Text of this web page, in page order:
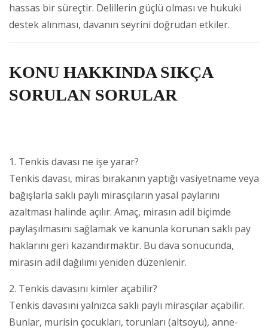
hassas bir süreçtir. Delillerin güçlü olması ve hukuki
destek alınması, davanın seyrini doğrudan etkiler.
KONU HAKKINDA SIKÇA
SORULAN SORULAR
1. Tenkis davası ne işe yarar?
Tenkis davası, miras bırakanın yaptığı vasiyetname veya
bağışlarla saklı paylı mirasçıların yasal paylarını
azaltması halinde açılır. Amaç, mirasın adil biçimde
paylaşılmasını sağlamak ve kanunla korunan saklı pay
haklarını geri kazandırmaktır. Bu dava sonucunda,
mirasın adil dağılımı yeniden düzenlenir.
2. Tenkis davasını kimler açabilir?
Tenkis davasını yalnızca saklı paylı mirasçılar açabilir.
Bunlar, murisin çocukları, torunları (altsoyu), anne-